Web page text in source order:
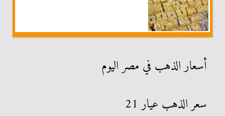
أسعار الذهب في مصر اليوم
سعر الذهب عيار 21